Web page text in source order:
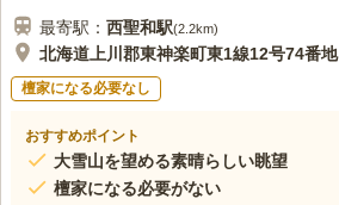
最寄駅： 西聖和駅(2.2km)
北海道上川郡東神楽町東1線12号74番地
檀家になる必要なし
おすすめポイント
大雪山を望める素晴らしい眺望
檀家になる必要がない